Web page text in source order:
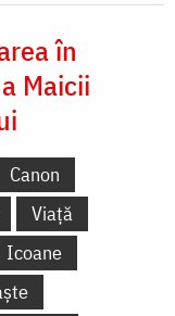
în
Maicii
Canon
Viață
Icoane